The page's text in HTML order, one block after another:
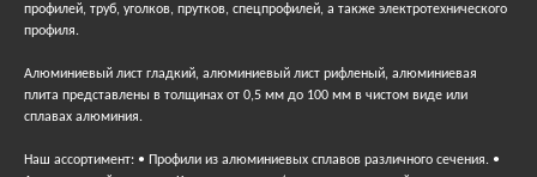
профилей, труб, уголков, прутков, спецпрофилей, а также электротехнического
профиля.
Алюминиевый лист гладкий, алюминиевый лист рифленый, алюминиевая
плита представлены в толщинах от 0,5 мм до 100 мм в чистом виде или
сплавах алюминия.
Наш ассортимент: • Профили из алюминиевых сплавов различного сечения. •